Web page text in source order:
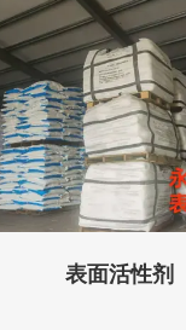
表面活性剂